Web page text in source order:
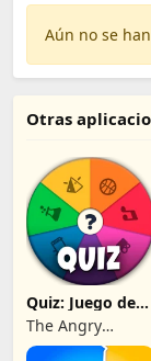
Aún no se
Otras
Quiz: Juego de
Preguntas
The Angry
Kraken